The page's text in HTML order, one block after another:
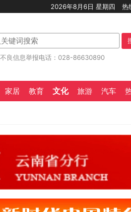
2026年8月6日 星期四 热
良信息举报电话：028-86630890
家居 教育 文化 旅游 汽车